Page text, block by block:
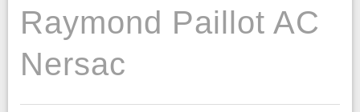
Raymond Paillot AC
Nersac